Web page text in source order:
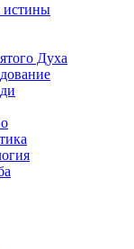
истины
Духа